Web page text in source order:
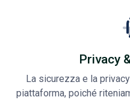
Privacy
La sicurezza e la
piattaforma, poiché